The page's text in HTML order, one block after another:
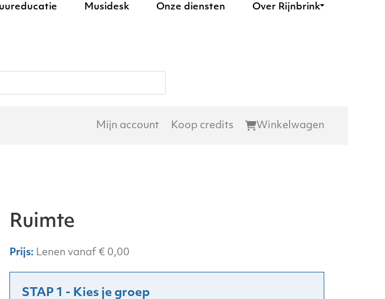
Musidesk Onze diensten Over Rijnbrink
Mijn account Koop credits Winkelwagen
Ruimte
Lenen vanaf € 0,00